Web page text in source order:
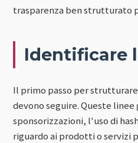
trasparenza ben strutturato
Identificare
Il primo passo per
devono seguire. Queste
sponsorizzazioni, l'uso di
riguardo ai prodotti o servizi